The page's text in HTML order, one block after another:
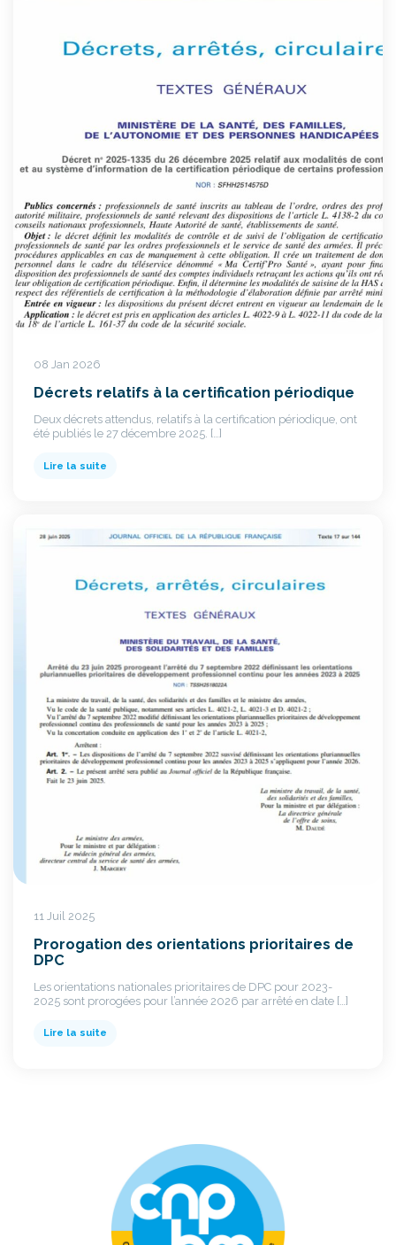
08 Jan 2026
Décrets relatifs à la certification périodique
Deux décrets attendus, relatifs à la certification périodique, ont
été publiés le 27 décembre 2025. […]
Lire la suite
11 Juil 2025
Prorogation des orientations prioritaires de
DPC
Les orientations nationales prioritaires de DPC pour 2023-
2025 sont prorogées pour l’année 2026 par arrêté en date […]
Lire la suite